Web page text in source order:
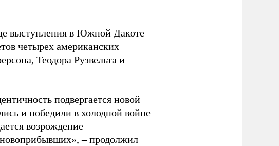
выступления в Южной Дакоте
четырех американских
Теодора Рузвельта и
подвергается новой
и победили в холодной войне
возрождение
– продолжил